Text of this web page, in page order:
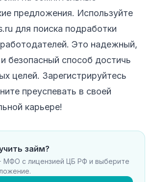
предложения. Используйте
для поиска подработки
Это надежный,
безопасный способ достичь
целей. Зарегистрируйтесь
преуспевать в своей
карьере!
займ?
МФО с лицензией ЦБ РФ и выберите